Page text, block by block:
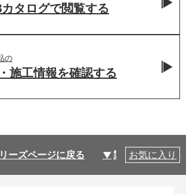
タログで閲覧する
の
施工情報を確認する
ーズページに戻る 製品仕様
お気に入り